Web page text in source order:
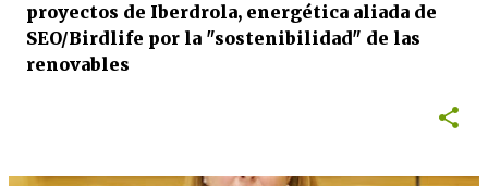
proyectos de Iberdrola, energética aliada de
SEO/Birdlife por la "sostenibilidad" de las
renovables